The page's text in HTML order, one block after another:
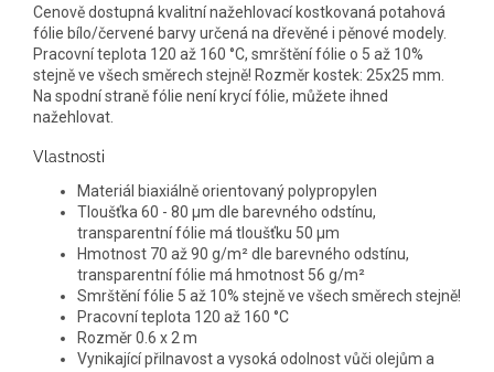
Cenově dostupná kvalitní nažehlovací kostkovaná potahová
fólie bílo/červené barvy určená na dřevěné i pěnové modely.
Pracovní teplota 120 až 160 °C, smrštění fólie o 5 až 10%
stejně ve všech směrech stejně! Rozměr kostek: 25x25 mm.
Na spodní straně fólie není krycí fólie, můžete ihned
nažehlovat.
Vlastnosti
Materiál biaxiálně orientovaný polypropylen
Tloušťka 60 - 80 µm dle barevného odstínu,
transparentní fólie má tloušťku 50 µm
Hmotnost 70 až 90 g/m² dle barevného odstínu,
transparentní fólie má hmotnost 56 g/m²
Smrštění fólie 5 až 10% stejně ve všech směrech stejně!
Pracovní teplota 120 až 160 °C
Rozměr 0.6 x 2 m
Vynikající přilnavost a vysoká odolnost vůči olejům a